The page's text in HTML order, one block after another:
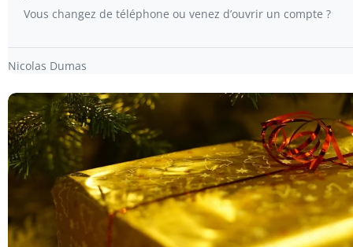
Vous changez de téléphone ou venez d’ouvrir un compte ?
Nicolas Dumas